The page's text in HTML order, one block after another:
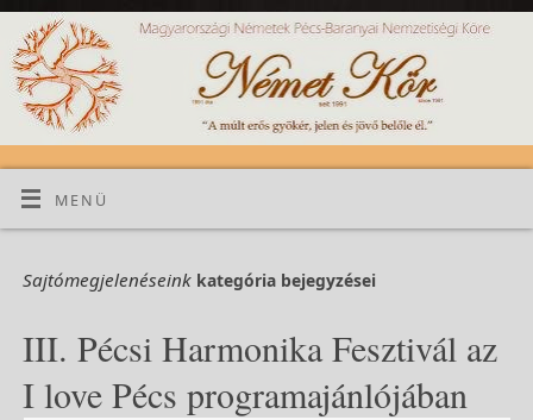
MENÜ
Sajtómegjelenéseinkkategória bejegyzései
III. Pécsi Harmonika Fesztivál az
I love Pécs programajánlójában